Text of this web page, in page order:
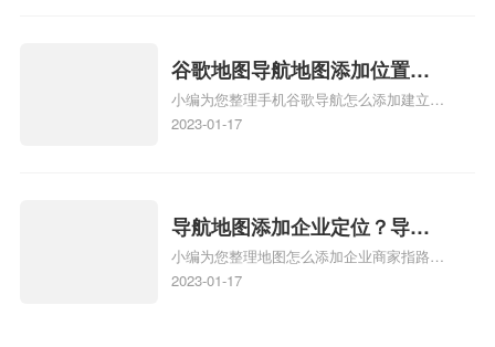
服务中心位置、抖音突然不显示定位了相关
地图标注知识，详情可查看下方正文！
谷歌地图导航地图添加位置？
添加谷歌地图导航位置？
小编为您整理手机谷歌导航怎么添加建立多
人位置、如何在地图，谷歌地图添加公司位
2023-01-17
导航地图添加企业定位？导航
定位企业？
小编为您整理地图怎么添加企业商家指路人
地图标注服务中心铺名称、地图怎么添加企
2023-01-17